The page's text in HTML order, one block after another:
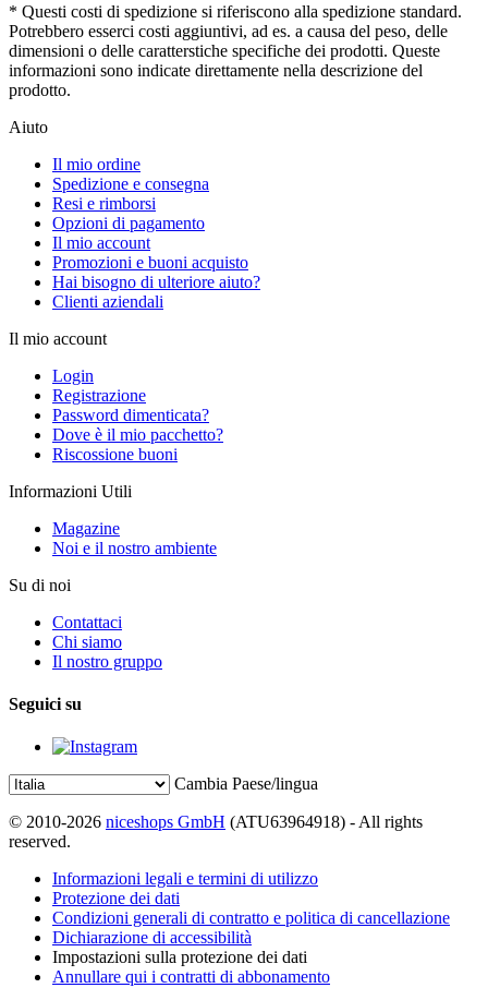
* Questi costi di spedizione si riferiscono alla spedizione standard.
Potrebbero esserci costi aggiuntivi, ad es. a causa del peso, delle
dimensioni o delle caratterstiche specifiche dei prodotti. Queste
informazioni sono indicate direttamente nella descrizione del
prodotto.
Aiuto
Il mio ordine
Spedizione e consegna
Resi e rimborsi
Opzioni di pagamento
Il mio account
Promozioni e buoni acquisto
Hai bisogno di ulteriore aiuto?
Clienti aziendali
Il mio account
Login
Registrazione
Password dimenticata?
Dove è il mio pacchetto?
Riscossione buoni
Informazioni Utili
Magazine
Noi e il nostro ambiente
Su di noi
Contattaci
Chi siamo
Il nostro gruppo
Seguici su
Cambia Paese/lingua
© 2010-2026 niceshops GmbH (ATU63964918) - All rights
reserved.
Informazioni legali e termini di utilizzo
Protezione dei dati
Condizioni generali di contratto e politica di cancellazione
Dichiarazione di accessibilità
Impostazioni sulla protezione dei dati
Annullare qui i contratti di abbonamento